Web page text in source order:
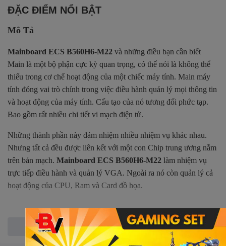
ĐẶC ĐIỂM NỔI BẬT
Mô Tả
Mainboard ECS B560H6-M22 và những điều bạn cần biết
Main là một bộ phận cực kỳ quan trọng, có thể nói là không thể
thiếu trong cơ chế hoạt động của một chiếc máy tính. Main máy
tính đóng vai trò chính trong việc điều hành quản lý mọi thông tin
và hoạt động của máy tính. Cấu tạo của nó tương đối phức tạp.
Bao gồm rất nhiều chi tiết vi mạch điện tử.
Những thành phần này đảm nhiệm nhiều nhiệm vụ khác nhau.
Nhưng tất cả đều được liên kết với một con Chip trung ương nằm
trên bản mạch. Mainboard ECS B560H6-M22 làm nhiệm vụ
trực tiếp điều hành và quản lý VGA. Ngoài ra nó còn quản lý cả
hoạt động của CPU, Ram và Card đồ họa.
Xem thêm